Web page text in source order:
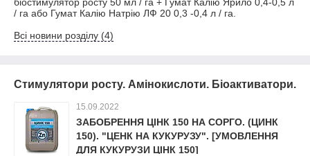
/ га або Гумат Калію Натрію ЛФ 20 0,3 -0,4 л / га.
Всі новини розділу (4)
Стимулятори росту. Амінокислоти. Біоактиватори.
15.09.2022
ЗАБОБРЕННЯ ЦІНК 150 НА СОРГО. (ЦИНК
150). "ЦЕНК НА КУКУРУЗУ". [УМОВЛЕННЯ
ДЛЯ КУКУРУЗИ ЦІНК 150]